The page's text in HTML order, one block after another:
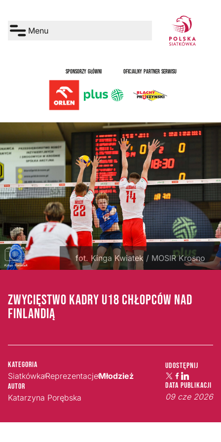
Menu
SPONSORZY GŁÓWNI OFICJALNY PARTNER SERWISU
fot. Kinga Kwiatek / MOSIR Krosno
ZWYCIĘSTWO KADRY U18 CHŁOPCÓW NAD
FINLANDIĄ
Kategoria
SiatkówkaReprezentacjeMłodzież
Autor
Katarzyna Porębska
Udostępnij
Data publikacji
09 cze 2026